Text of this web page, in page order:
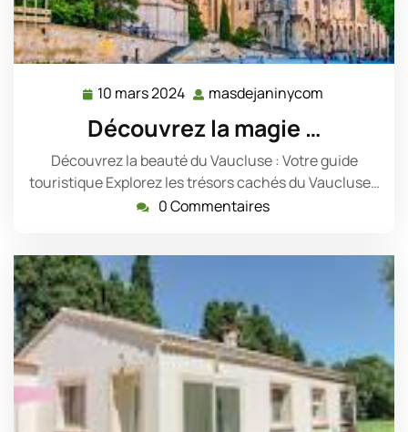
10 mars 2024 10
mars
2024
masdejaninycom
Découvrez la magie …
Découvrez la beauté du Vaucluse : Votre guide
touristique Explorez les trésors cachés du Vaucluse…
0 Commentaires